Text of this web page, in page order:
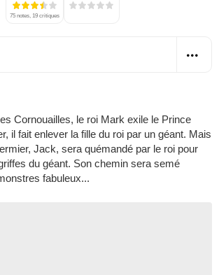
75 notes, 19 critiques
Cornouailles, le roi Mark exile le Prince
il fait enlever la fille du roi par un géant. Mais
Jack, sera quémandé par le roi pour
du géant. Son chemin sera semé
fabuleux...